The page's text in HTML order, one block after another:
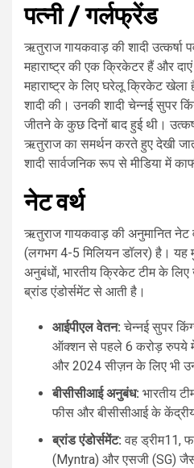
पत्नी / गर्लफ्रेंड
ऋतुराज गायकवाड़ की शादी उत्कर्षा
महाराष्ट्र की एक क्रिकेटर हैं और
महाराष्ट्र के लिए घरेलू क्रिकेट
शादी की। उनकी शादी चेन्नई सुपर
जीतने के कुछ दिनों बाद हुई थी।
ऋतुराज का समर्थन करते हुए देखी
शादी सार्वजनिक रूप से मीडिया में
नेट वर्थ
ऋतुराज गायकवाड़ की अनुमानित
(लगभग 4-5 मिलियन डॉलर) है।
अनुबंधों, भारतीय क्रिकेट टीम के
ब्रांड एंडोर्समेंट से आती है।
आईपीएल वेतन: चेन्नई सुपर
ऑक्शन से पहले 6 करोड़ रुपये
और 2024 सीज़न के लिए भी
बीसीसीआई अनुबंध: भारतीय
फीस और बीसीसीआई के
ब्रांड एंडोर्समेंट: वह ड्रीम11,
(Myntra) और एसजी (SG)